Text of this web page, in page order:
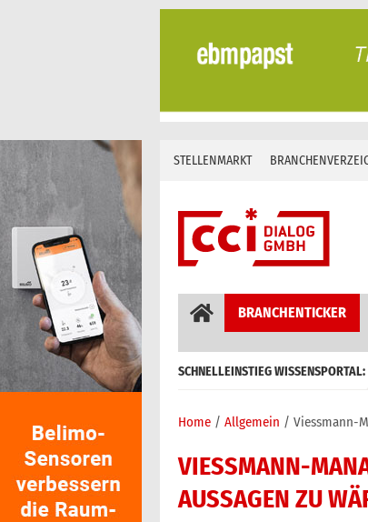
Skip
content
STELLENMARKT
BRANCHENTICKER
SCHNELLEINSTIEG WISSENSPORTAL:
Home Allgemein Viessmann-
VIESSMANN-
AUSSAGEN ZU